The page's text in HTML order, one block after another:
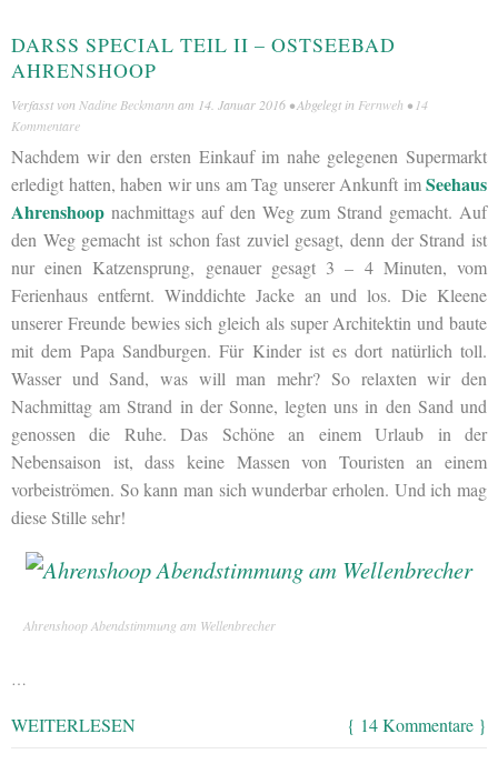
DARSS SPECIAL TEIL II – OSTSEEBAD A
HRENSHOOP
Verfasst von Nadine Beckmann am 14. Januar 2016 • Abgelegt in Fernweh •14
Kommentare
Nachdem wir den ersten Einkauf im nahe gelegenen Supermarkt
erledigt hatten, haben wir uns am Tag unserer Ankunft imSeehaus
Ahrenshoop nachmittags auf den Weg zum Strand gemacht. Auf
den Weg gemacht ist schon fast zuviel gesagt, denn der Strand ist
nur einen Katzensprung, genauer gesagt 3 – 4 Minuten, vom
Ferienhaus entfernt. Winddichte Jacke an und los. Die Kleene
unserer Freunde bewies sich gleich als super Architektin und baute
mit dem Papa Sandburgen. Für Kinder ist es dort natürlich toll.
Wasser und Sand, was will man mehr? So relaxten wir den
Nachmittag am Strand in der Sonne, legten uns in den Sand und
genossen die Ruhe. Das Schöne an einem Urlaub in der
Nebensaison ist, dass keine Massen von Touristen an einem
vorbeiströmen. So kann man sich wunderbar erholen. Und ich mag
diese Stille sehr!
Ahrenshoop Abendstimmung am Wellenbrecher
…
WEITERLESEN { 14 Kommentare }